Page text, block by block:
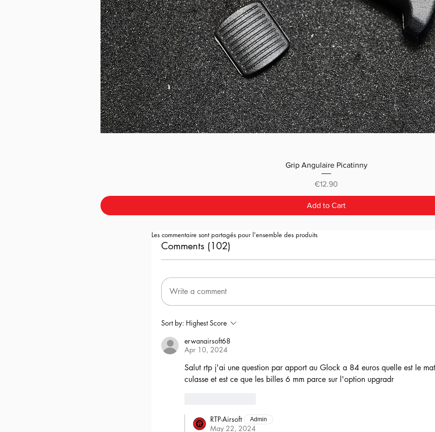
Grip Angulaire Picatinny
Price
€12.90
Add to Cart
Comments (102)
Write a comment
Sort by: Highest Score
erwanairsoft68
Apr 10, 2024
Salut rtp j'ai une question par apport au Glock a 84 euros quelle est le
culasse et est ce que les billes 6 mm parce sur l'option upgradr
RTP-Airsoft Admin
May 22, 2024
Les commentaire sont partagés pour l'ensemble des produits